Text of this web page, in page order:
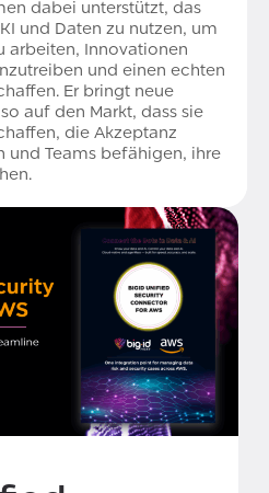
dabei unterstützt, das
und Daten zu nutzen, um
arbeiten, Innovationen
und einen echten
Er bringt neue
auf den Markt, dass sie
die Akzeptanz
und Teams befähigen, ihre